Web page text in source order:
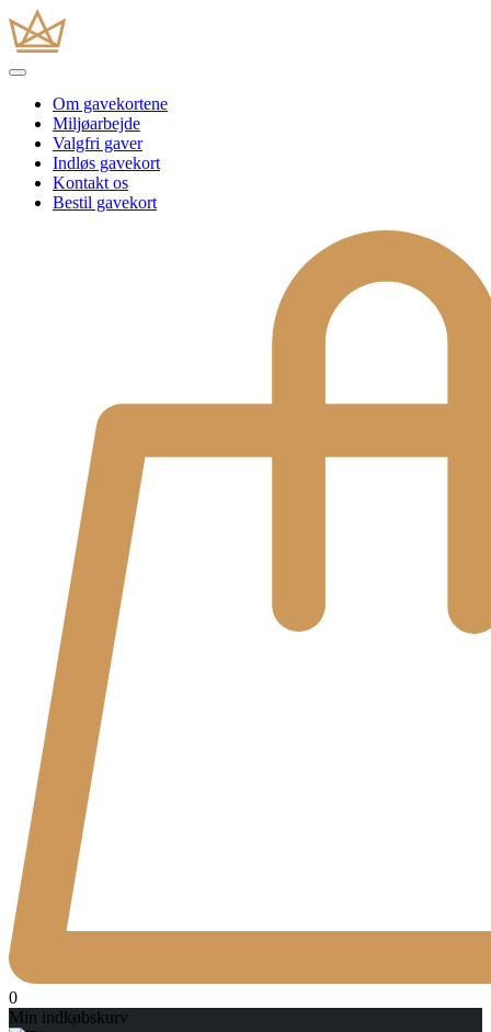
Om gavekortene
Miljøarbejde
Valgfri gaver
Indløs gavekort
Kontakt os
Bestil gavekort
0
Min indkøbskurv